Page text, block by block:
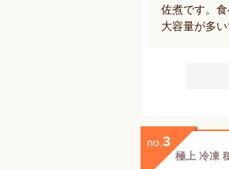
佐煮です。
大容量が多
no. 3